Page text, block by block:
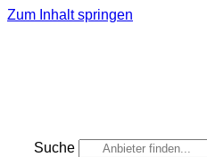
Zum Inhalt springen
Suche